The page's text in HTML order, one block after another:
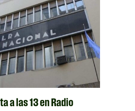
a las 13 en Radio